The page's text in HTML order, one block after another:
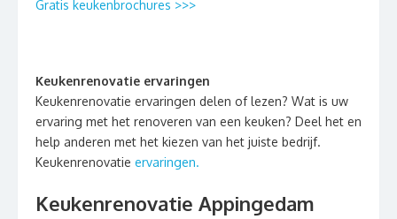
Gratis keukenbrochures >>>
Keukenrenovatie ervaringen
Keukenrenovatie ervaringen delen of lezen? Wat is uw
ervaring met het renoveren van een keuken? Deel het en
help anderen met het kiezen van het juiste bedrijf.
Keukenrenovatie ervaringen.
Keukenrenovatie Appingedam